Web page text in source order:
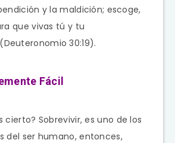
y la maldición; escoge,
que vivas tú y tu
30:19).
Fácil
cierto? Sobrevivir, es uno de los
del ser humano, entonces,